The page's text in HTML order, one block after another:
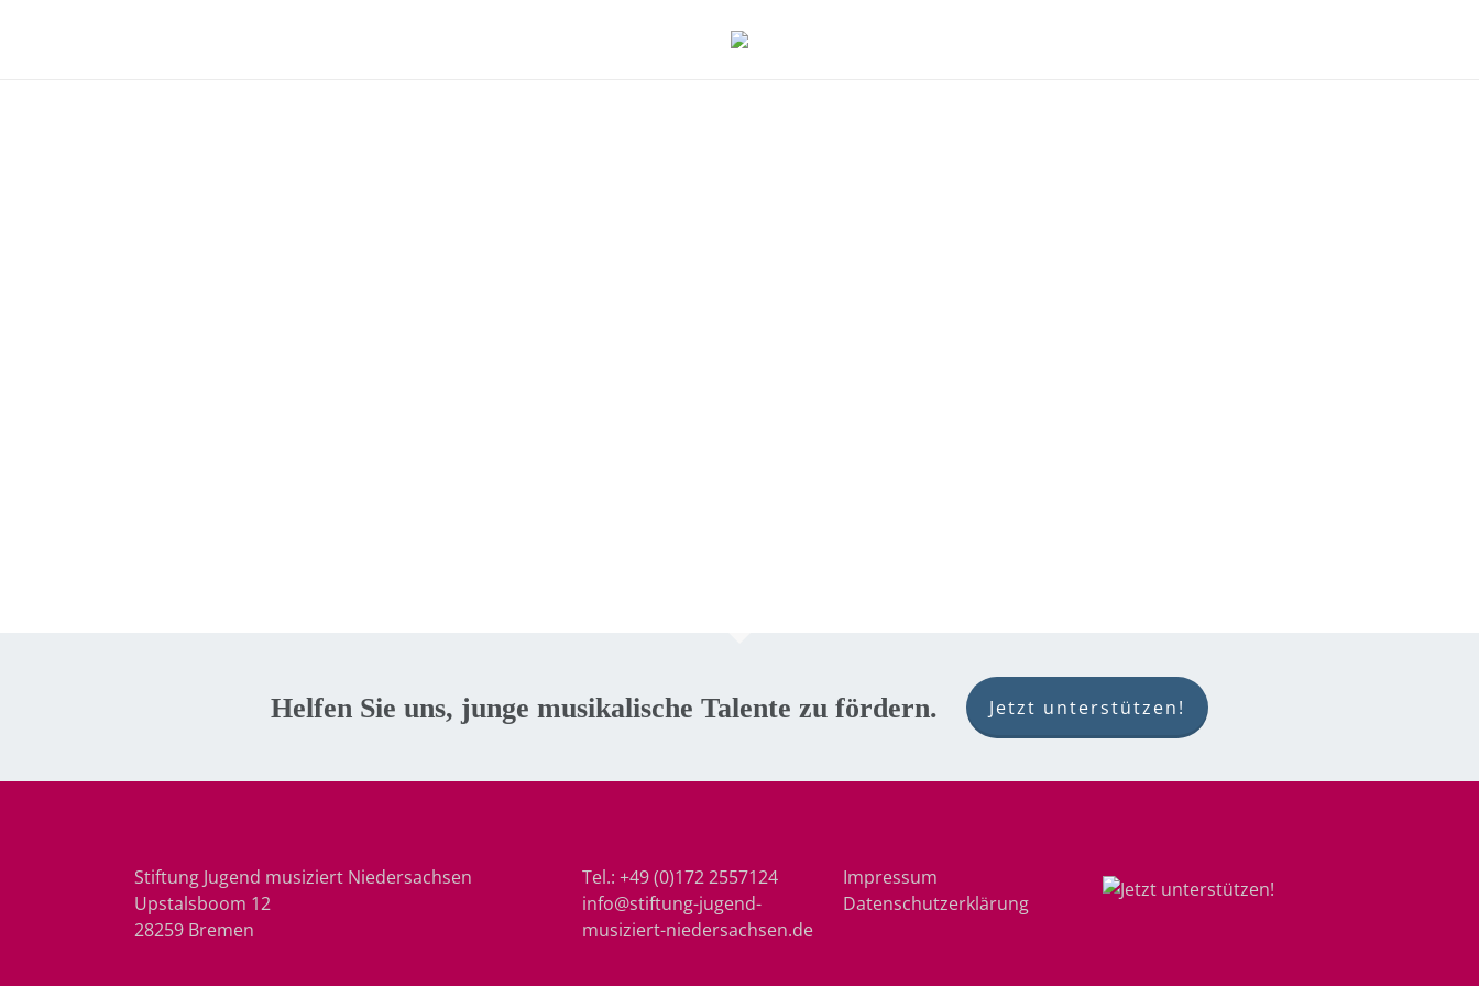
Helfen Sie uns, junge musikalische Talente zu fördern. Jetzt unterstützen!
Stiftung Jugend musiziert Niedersachsen
Upstalsboom 12
28259 Bremen
Tel.: +49 (0)172 2557124
info@stiftung-jugend-
musiziert-niedersachsen.de
Impressum
Datenschutzerklärung